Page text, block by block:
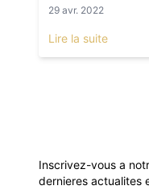
29 avr. 2022
Lire la suite
Inscrivez-vous a
dernieres actualites